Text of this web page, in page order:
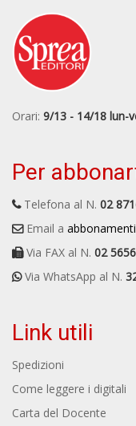
Orari: 9/13 - 14/18 lun-
Per
Telefona al N. 02
Email a
Via FAX al N. 02
Via WhatsApp al N.
Link utili
Spedizioni
Come leggere i digitali
Carta del Docente